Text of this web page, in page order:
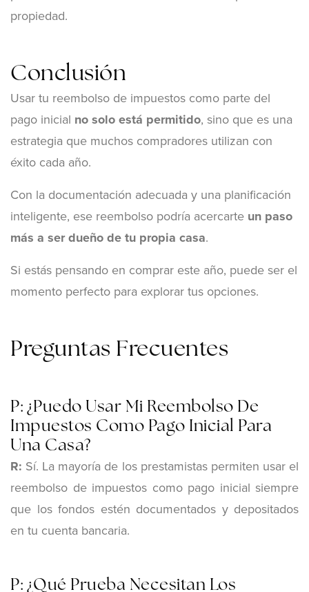
propiedad.
Conclusión
Usar tu reembolso de impuestos como parte del
pago inicial no solo está permitido, sino que es una
estrategia que muchos compradores utilizan con
éxito cada año.
Con la documentación adecuada y una planificación
inteligente, ese reembolso podría acercarte un paso
más a ser dueño de tu propia casa.
Si estás pensando en comprar este año, puede ser el
momento perfecto para explorar tus opciones.
Preguntas Frecuentes
P: ¿Puedo Usar Mi Reembolso De
Impuestos Como Pago Inicial Para
Una Casa?
R: Sí. La mayoría de los prestamistas permiten usar el
reembolso de impuestos como pago inicial siempre
que los fondos estén documentados y depositados
en tu cuenta bancaria.
P: ¿Qué Prueba Necesitan Los